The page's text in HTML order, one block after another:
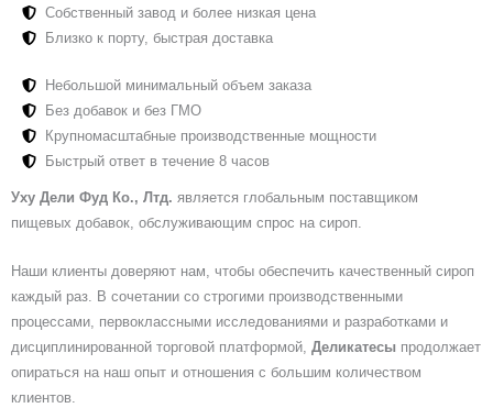
Собственный завод и более низкая цена
Близко к порту, быстрая доставка
Небольшой минимальный объем заказа
Без добавок и без ГМО
Крупномасштабные производственные мощности
Быстрый ответ в течение 8 часов
Уху Дели Фуд Ко., Лтд. является глобальным поставщиком
пищевых добавок, обслуживающим спрос на сироп.
Наши клиенты доверяют нам, чтобы обеспечить качественный сироп
каждый раз. В сочетании со строгими производственными
процессами, первоклассными исследованиями и разработками и
дисциплинированной торговой платформой, Деликатесы продолжает
опираться на наш опыт и отношения с большим количеством
клиентов.